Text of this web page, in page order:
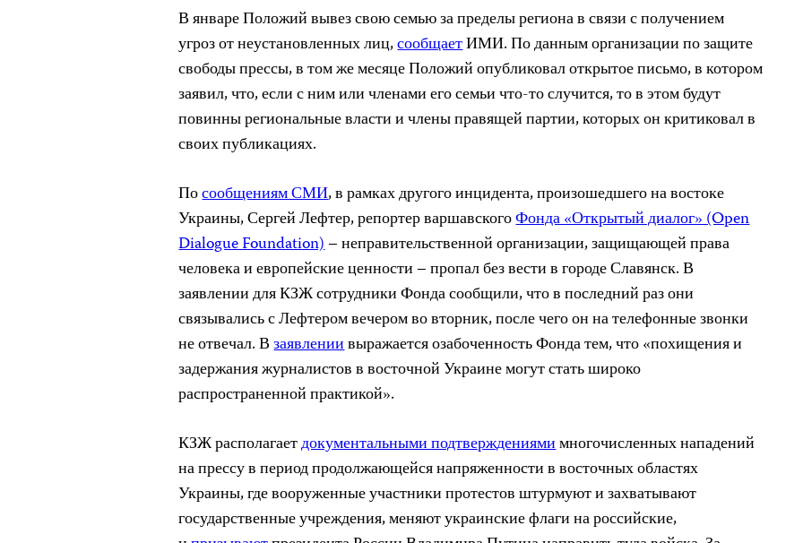
В январе Положий вывез свою семью за пределы региона в связи с получением
угроз от неустановленных лиц,сообщаетИМИ. По данным организации по защите
свободы прессы, в том же месяце Положий опубликовал открытое письмо, в котором
заявил, что, если с ним или членами его семьи что-то случится, то в этом будут
повинны региональные власти и члены правящей партии, которых он критиковал в
своих публикациях.
Посообщениям СМИ, в рамках другого инцидента, произошедшего на востоке
Украины, Сергей Лефтер, репортер варшавскогоФонда «Открытый диалог» (Open
Dialogue Foundation)– неправительственной организации, защищающей права
человека и европейские ценности – пропал без вести в городе Славянск. В
заявлении для КЗЖ сотрудники Фонда сообщили, что в последний раз они
связывались с Лефтером вечером во вторник, после чего он на телефонные звонки
не отвечал. Взаявлениивыражается озабоченность Фонда тем, что «похищения и
задержания журналистов в восточной Украине могут стать широко
распространенной практикой».
КЗЖ располагаетдокументальными подтверждениямимногочисленных нападений
на прессу в период продолжающейся напряженности в восточных областях
Украины, где вооруженные участники протестов штурмуют и захватывают
государственные учреждения, меняют украинские флаги на российские,